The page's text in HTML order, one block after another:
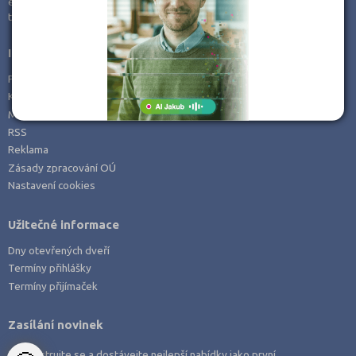
Zemědělské a ekologické
tel:
+420 606 411 115
Informace
Prohlášení o přístupnosti
Kontakt
Mapa serveru
RSS
Reklama
Zásady zpracování OÚ
Nastavení cookies
Užitečné informace
Dny otevřených dveří
Termíny přihlášky
Termíny přijímaček
Zasílání novinek